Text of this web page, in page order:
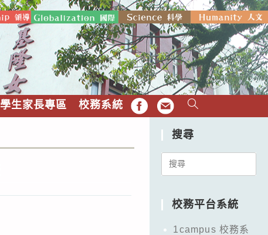
學生家長專區 校務系統 FB EMAIL
搜尋
Search
校務平台系統
1campus 校務系